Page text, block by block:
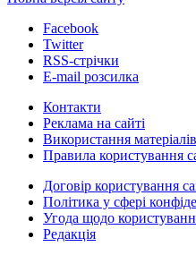
Facebook
Twitter
RSS-стрічки
E-mail розсилка
Контакти
Реклама на сайті
Використання
Правила користування
Договір користування
Політика у сфері
Угода щодо
Редакція